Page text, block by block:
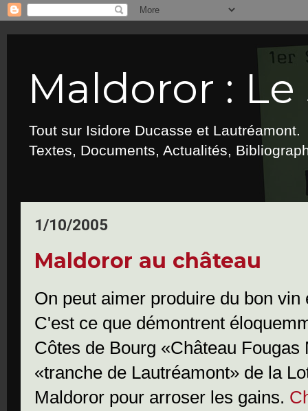
Maldoror : Le
Tout sur Isidore Ducasse et Lautréamont.
Textes, Documents, Actualités,
1/10/2005
Maldoror au château
On peut aimer produire du bon
C'est ce que démontrent
Côtes de Bourg «Château
«tranche de Lautréamont» de la
Maldoror pour arroser les gains.